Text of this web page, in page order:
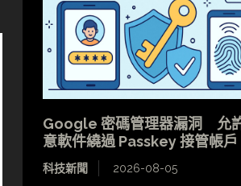
Google 密碼管理器漏洞 允
意軟件繞過 Passkey 接管帳戶
科技新聞 2026-08-05